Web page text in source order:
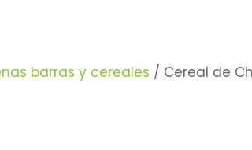
barras y cereales / Cereal de